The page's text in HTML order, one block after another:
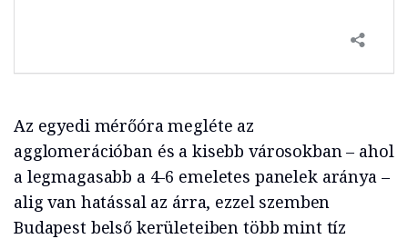
Az egyedi mérőóra megléte az
agglomerációban és a kisebb városokban – ahol
a legmagasabb a 4-6 emeletes panelek aránya –
alig van hatással az árra, ezzel szemben
Budapest belső kerületeiben több mint tíz